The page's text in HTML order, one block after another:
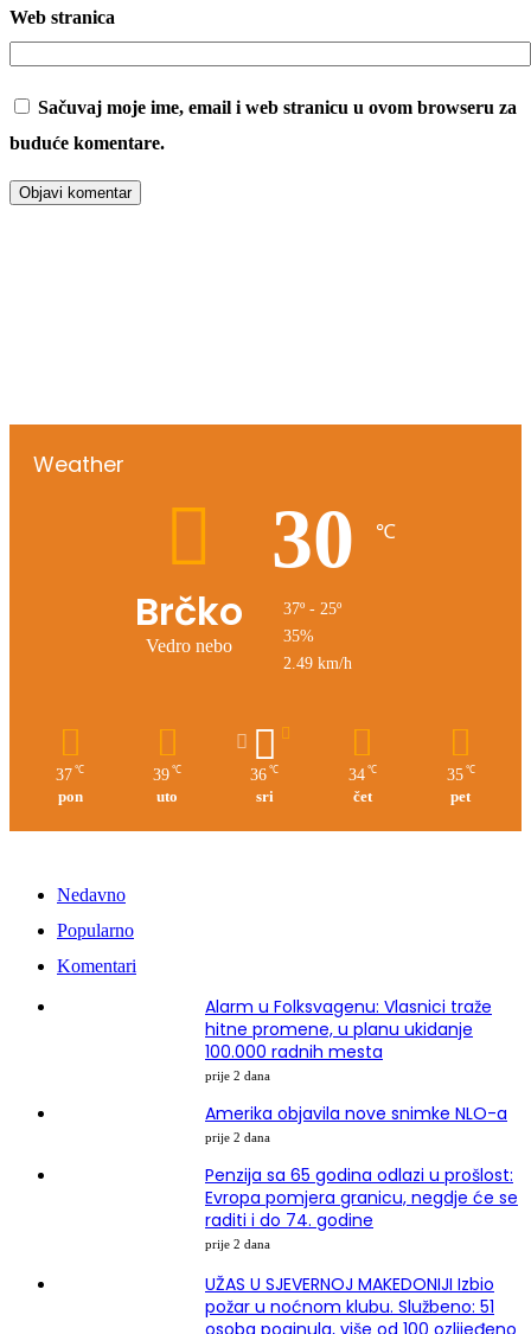
Web stranica
Sačuvaj moje ime, email i web stranicu u ovom browseru za
buduće komentare.
Weather
Brčko
Vedro nebo
30 ℃
37º - 25º
35%
2.49 km/h
37 ℃
pon
39 ℃
uto
36 ℃
sri
34 ℃
čet
35 ℃
pet
Nedavno
Popularno
Komentari
Alarm u Folksvagenu: Vlasnici traže
hitne promene, u planu ukidanje
100.000 radnih mesta
prije 2 dana
Amerika objavila nove snimke NLO-a
prije 2 dana
Penzija sa 65 godina odlazi u prošlost:
Evropa pomjera granicu, negdje će se
raditi i do 74. godine
prije 2 dana
UŽAS U SJEVERNOJ MAKEDONIJI Izbio
požar u noćnom klubu. Službeno: 51